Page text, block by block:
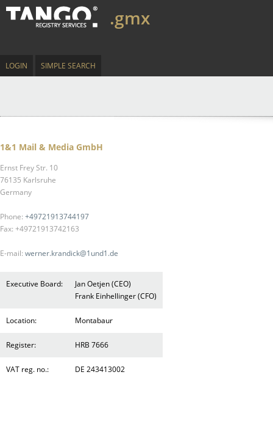
.gmx
LOGIN SIMPLE SEARCH
1&1 Mail & Media GmbH
Ernst Frey Str. 10
76135 Karlsruhe
Germany
Phone: +49721913744197
Fax: +49721913742163
E-mail: werner.krandick@1und1.de
Executive Board:
Jan Oetjen (CEO)
Frank Einhellinger (CFO)
Location: Montabaur
Register: HRB 7666
VAT reg. no.: DE 243413002